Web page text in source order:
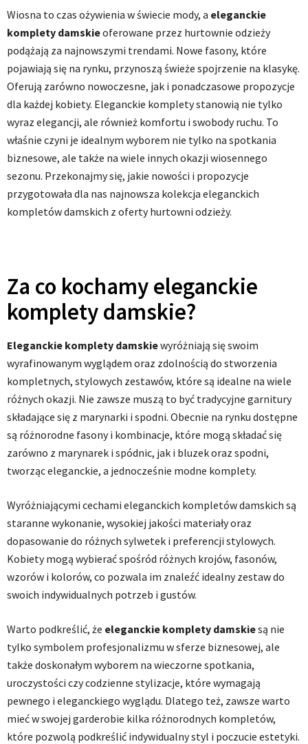
Wiosna to czas ożywienia w świecie mody, a eleganckie
komplety damskieoferowane przez hurtownie odzieży
podążają za najnowszymi trendami. Nowe fasony, które
pojawiają się na rynku, przynoszą świeże spojrzenie na klasykę.
Oferują zarówno nowoczesne, jak i ponadczasowe propozycje
dla każdej kobiety. Eleganckie komplety stanowią nie tylko
wyraz elegancji, ale również komfortu i swobody ruchu. To
właśnie czyni je idealnym wyborem nie tylko na spotkania
biznesowe, ale także na wiele innych okazji wiosennego
sezonu. Przekonajmy się, jakie nowości i propozycje
przygotowała dla nas najnowsza kolekcja eleganckich
kompletów damskich z oferty hurtowni odzieży.
Za co kochamy eleganckie
komplety damskie?
Eleganckie komplety damskiewyróżniają się swoim
wyrafinowanym wyglądem oraz zdolnością do stworzenia
kompletnych, stylowych zestawów, które są idealne na wiele
różnych okazji. Nie zawsze muszą to być tradycyjne garnitury
składające się z marynarki i spodni. Obecnie na rynku dostępne
są różnorodne fasony i kombinacje, które mogą składać się
zarówno z marynarek i spódnic, jak i bluzek oraz spodni,
tworząc eleganckie, a jednocześnie modne komplety.
Wyróżniającymi cechami eleganckich kompletów damskich są
staranne wykonanie, wysokiej jakości materiały oraz
dopasowanie do różnych sylwetek i preferencji stylowych.
Kobiety mogą wybierać spośród różnych krojów, fasonów,
wzorów i kolorów, co pozwala im znaleźć idealny zestaw do
swoich indywidualnych potrzeb i gustów.
Warto podkreślić, że eleganckie komplety damskiesą nie
tylko symbolem profesjonalizmu w sferze biznesowej, ale
także doskonałym wyborem na wieczorne spotkania,
uroczystości czy codzienne stylizacje, które wymagają
pewnego i eleganckiego wyglądu. Dlatego też, zawsze warto
mieć w swojej garderobie kilka różnorodnych kompletów,
które pozwolą podkreślić indywidualny styl i poczucie estetyki.